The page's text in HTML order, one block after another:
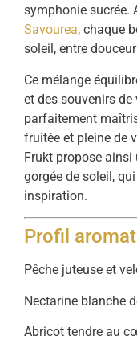
symphonie sucrée.
Savourea, chaque
soleil, entre
Ce mélange
et des souvenirs
parfaitement
fruitée et pleine de
Frukt propose ainsi
gorgée de soleil,
inspiration.
Profil
Pêche juteuse et
Nectarine blanche
Abricot tendre au